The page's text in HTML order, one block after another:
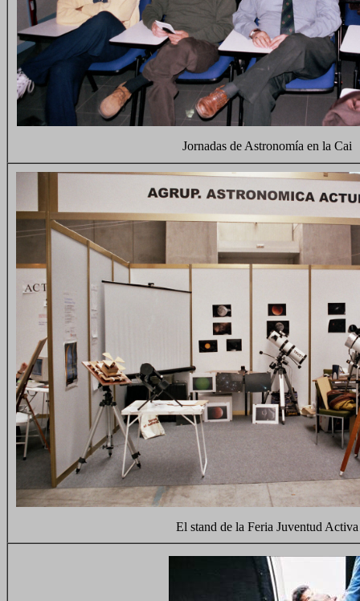
Jornadas de Astronomía en la Cai
El stand de la Feria Juventud Activa